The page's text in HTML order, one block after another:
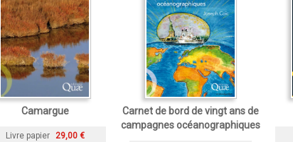
Camargue
Livre papier 29,00 €
Carnet de bord de vingt ans de
campagnes océanographiques